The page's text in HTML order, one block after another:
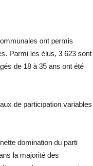
ont permis
Parmi les élus, 3 623 sont
de 18 à 35 ans ont été
de participation variables
domination du parti
la majorité des